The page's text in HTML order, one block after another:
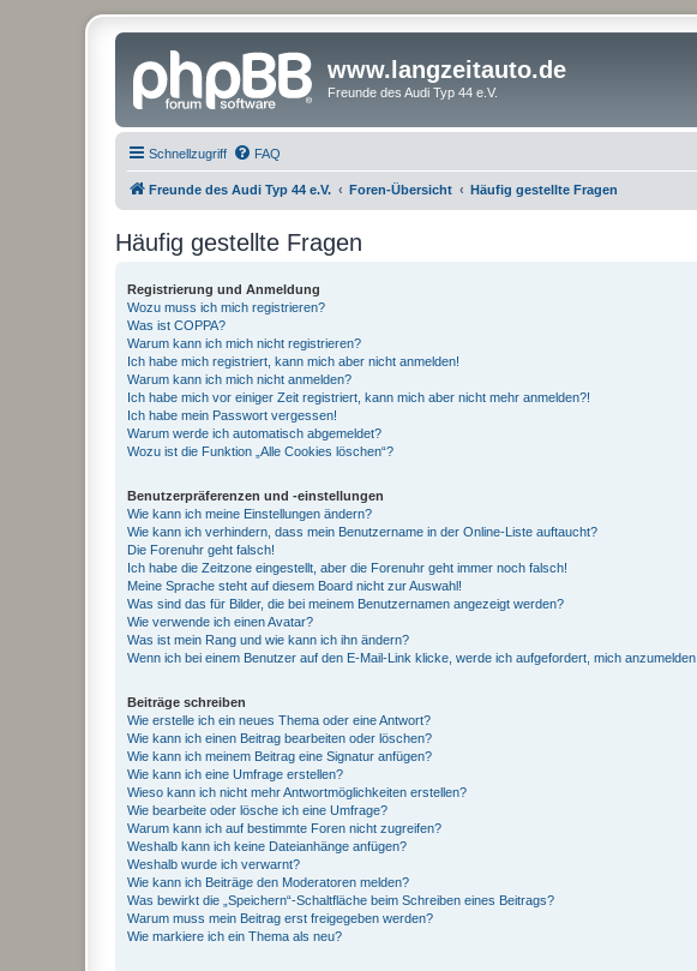
www.langzeitauto.de
Freunde des Audi Typ 44 e.V.
Schnellzugriff FAQ
Freunde des Audi Typ 44 e.V. Foren-Übersicht Häufig gestellte Fragen
Häufig gestellte Fragen
Registrierung und Anmeldung
Wozu muss ich mich registrieren?
Was ist COPPA?
Warum kann ich mich nicht registrieren?
Ich habe mich registriert, kann mich aber nicht anmelden!
Warum kann ich mich nicht anmelden?
Ich habe mich vor einiger Zeit registriert, kann mich aber nicht mehr anmelden?!
Ich habe mein Passwort vergessen!
Warum werde ich automatisch abgemeldet?
Wozu ist die Funktion „Alle Cookies löschen“?
Benutzerpräferenzen und -einstellungen
Wie kann ich meine Einstellungen ändern?
Wie kann ich verhindern, dass mein Benutzername in der Online-Liste auftaucht?
Die Forenuhr geht falsch!
Ich habe die Zeitzone eingestellt, aber die Forenuhr geht immer noch falsch!
Meine Sprache steht auf diesem Board nicht zur Auswahl!
Was sind das für Bilder, die bei meinem Benutzernamen angezeigt werden?
Wie verwende ich einen Avatar?
Was ist mein Rang und wie kann ich ihn ändern?
Wenn ich bei einem Benutzer auf den E-Mail-Link klicke, werde ich aufgefordert, mich anzumelden.
Beiträge schreiben
Wie erstelle ich ein neues Thema oder eine Antwort?
Wie kann ich einen Beitrag bearbeiten oder löschen?
Wie kann ich meinem Beitrag eine Signatur anfügen?
Wie kann ich eine Umfrage erstellen?
Wieso kann ich nicht mehr Antwortmöglichkeiten erstellen?
Wie bearbeite oder lösche ich eine Umfrage?
Warum kann ich auf bestimmte Foren nicht zugreifen?
Weshalb kann ich keine Dateianhänge anfügen?
Weshalb wurde ich verwarnt?
Wie kann ich Beiträge den Moderatoren melden?
Was bewirkt die „Speichern“-Schaltfläche beim Schreiben eines Beitrags?
Warum muss mein Beitrag erst freigegeben werden?
Wie markiere ich ein Thema als neu?